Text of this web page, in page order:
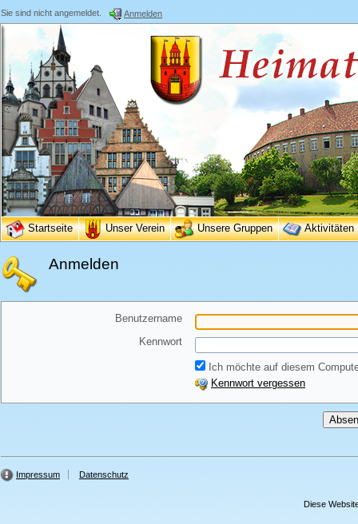
Sie sind nicht angemeldet. Anmelden
Startseite Unser Verein Unsere Gruppen Aktivitäten
Anmelden
Benutzername
Kennwort
Ich möchte auf diesem
Kennwort vergessen
Impressum Datenschutz
Diese